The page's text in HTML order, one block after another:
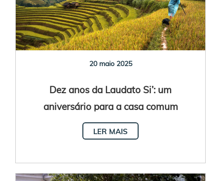
20 maio 2025
Dez anos da Laudato Si’: um
aniversário para a casa comum
LER MAIS